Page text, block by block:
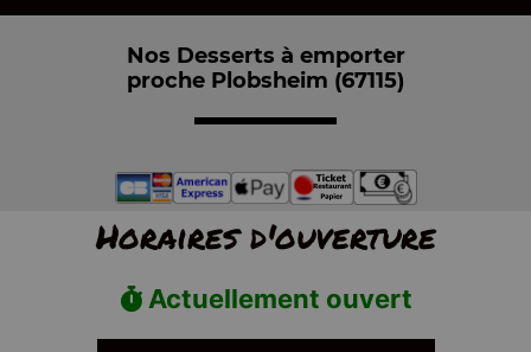
Nos Desserts à emporter
proche Plobsheim (67115)
Horaires d'ouverture
Actuellement ouvert